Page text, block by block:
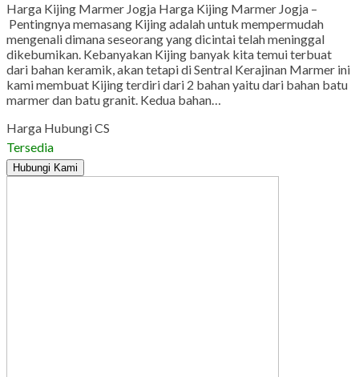
Harga Kijing Marmer Jogja Harga Kijing Marmer Jogja –
Pentingnya memasang Kijing adalah untuk mempermudah
mengenali dimana seseorang yang dicintai telah meninggal
dikebumikan. Kebanyakan Kijing banyak kita temui terbuat
dari bahan keramik, akan tetapi di Sentral Kerajinan Marmer ini
kami membuat Kijing terdiri dari 2 bahan yaitu dari bahan batu
marmer dan batu granit. Kedua bahan…
Harga Hubungi CS
Tersedia
Hubungi Kami